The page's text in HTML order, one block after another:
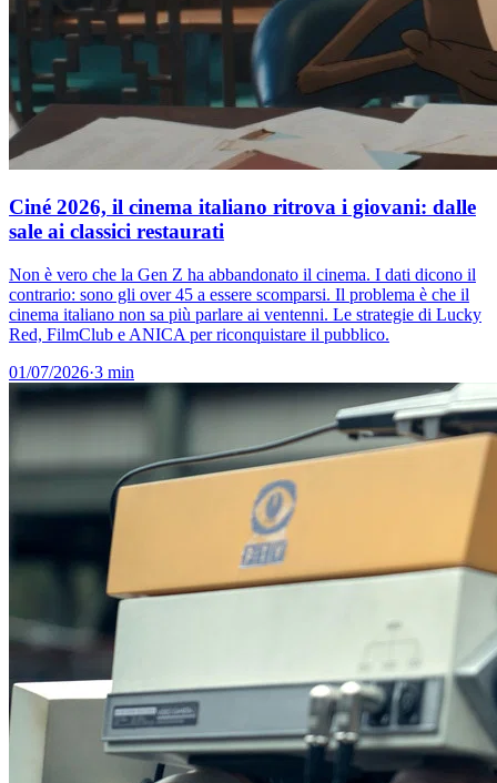
Ciné 2026, il cinema italiano ritrova i giovani: dalle
sale ai classici restaurati
Non è vero che la Gen Z ha abbandonato il cinema. I dati dicono il
contrario: sono gli over 45 a essere scomparsi. Il problema è che il
cinema italiano non sa più parlare ai ventenni. Le strategie di Lucky
Red, FilmClub e ANICA per riconquistare il pubblico.
01/07/2026·3 min